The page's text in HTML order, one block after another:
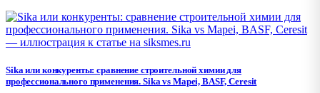
Sika или конкуренты: сравнение строительной химии для
профессионального применения. Sika vs Mapei, BASF, Ceresit